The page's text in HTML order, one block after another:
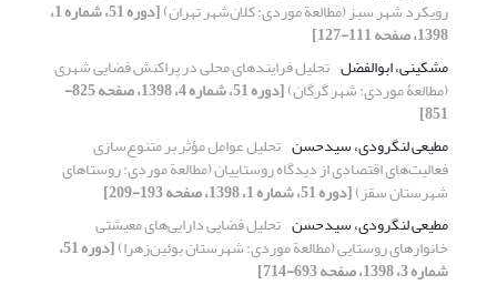
رویکرد شهر سبز (مطالعة موردی: کلان‌شهر تهران) [دوره 51، شماره 1،
1398، صفحه 111-127]
مشکینی، ابوالفضل تحلیل فرایندهای محلی در پراکنش فضایی شهری
(مطالعۀ موردی: شهر گرگان) [دوره 51، شماره 4، 1398، صفحه 825-
851]
مطیعی لنگرودی، سیدحسن تحلیل عوامل مؤثر بر متنوع‌سازی
فعالیت‌های اقتصادی از دیدگاه روستاییان (مطالعة موردی: روستاهای
شهرستان سقز)[دوره 51، شماره 1، 1398، صفحه 193-209]
مطیعی لنگرودی، سیدحسن تحلیل فضایی دارایی‌های معیشتی
خانوارهای روستایی (مطالعة موردی: شهرستان بوئین‌زهرا) [دوره 51،
شماره 3، 1398، صفحه 693-714]